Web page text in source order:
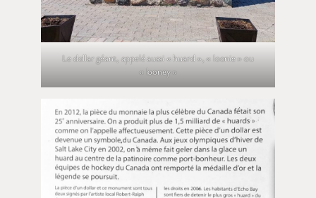
Le dollar géant, appelé aussi « huard », « loonie » ou
« looney »